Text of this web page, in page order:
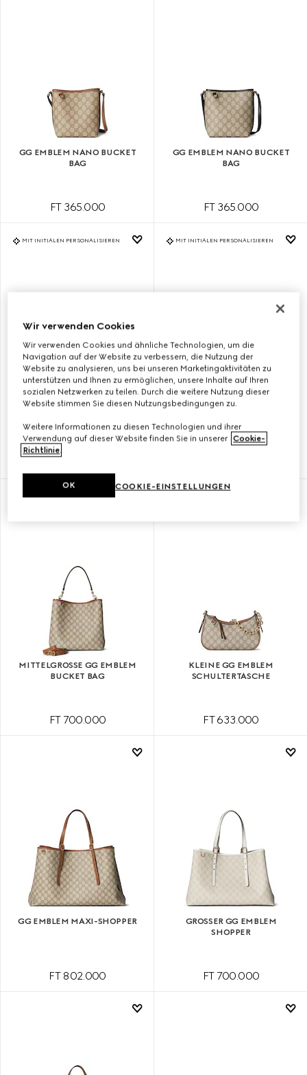
GG EMBLEM NANO BUCKET
BAG
FT 365.000
GG EMBLEM NANO BUCKET
BAG
FT 365.000
MIT INITIALEN PERSONALISIEREN
KLEINE GG EMBLEM BUCKET
MIT INITIALEN PERSONALISIEREN
KLEINE GG EMBLEM BUCKET
MIT INITIALEN PERSONALISIEREN
MITTELGROSSE GG EMBLEM B
UCKET BAG
FT 700.000
KLEINE GG EMBLEM
SCHULTERTASCHE
FT 633.000
GG EMBLEM MAXI-SHOPPER
FT 802.000
GROSSER GG EMBLEM S
HOPPER
FT 700.000
Wir verwenden Cookies
Wir verwenden Cookies und ähnliche Technologien, um die
Navigation auf der Website zu verbessern, die Nutzung der
Website zu analysieren, uns bei unseren Marketingaktivitäten zu
unterstützen und Ihnen zu ermöglichen, unsere Inhalte auf Ihren
sozialen Netzwerken zu teilen. Durch die weitere Nutzung dieser
Website stimmen Sie diesen Nutzungsbedingungen zu.
Weitere Informationen zu diesen Technologien und ihrer
Verwendung auf dieser Website finden Sie in unserer Cookie-
Richtlinie.
COOKIE-EINSTELLUNGEN
OK